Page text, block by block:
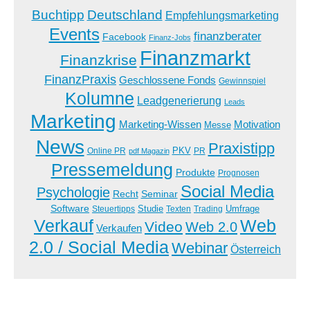
Buchtipp Deutschland Empfehlungsmarketing
Events Facebook Finanz-Jobs finanzberater
Finanzkrise Finanzmarkt
FinanzPraxis Geschlossene Fonds Gewinnspiel
Kolumne Leadgenerierung Leads
Marketing Marketing-Wissen Messe Motivation
News Online PR pdf Magazin PKV PR Praxistipp
Pressemeldung Produkte Prognosen
Psychologie Recht Seminar Social Media
Software Steuertipps Studie Texten Trading Umfrage
Verkauf Verkaufen Video Web 2.0Web
2.0 / Social MediaWebinar Österreich